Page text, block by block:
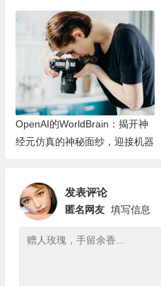
OpenAI的WorldBrain：揭开神
经元仿真的神秘面纱，迎接机器
深度思考的新纪元
发表评论
匿名网友 填写信息